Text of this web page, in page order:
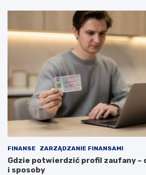
FINANSE ZARZĄDZANIE FINANSAMI
Gdzie potwierdzić profil zaufany –
i sposoby